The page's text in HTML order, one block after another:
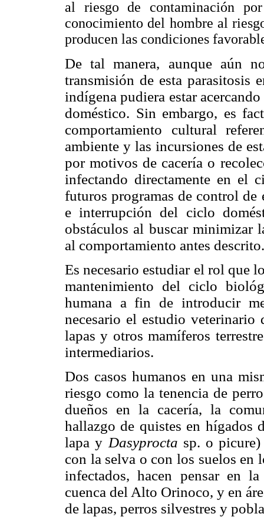
al riesgo de contaminación
conocimiento del hombre al
producen las condiciones
De tal manera, aunque aún
transmisión de esta parasitosis
indígena pudiera estar
doméstico. Sin embargo, es
comportamiento cultural
ambiente y las incursiones de
por motivos de cacería o
infectando directamente en el
futuros programas de control de
e interrupción del ciclo
obstáculos al buscar minimizar
al comportamiento antes descrito.
Es necesario estudiar el rol que
mantenimiento del ciclo
humana a fin de introducir
necesario el estudio veterinario
lapas y otros mamíferos
intermediarios.
Dos casos humanos en una
riesgo como la tenencia de
dueños en la cacería, la
hallazgo de quistes en hígados
lapa y Dasyprocta sp. o
con la selva o con los suelos en
infectados, hacen pensar en
cuenca del Alto Orinoco, y en
de lapas, perros silvestres y